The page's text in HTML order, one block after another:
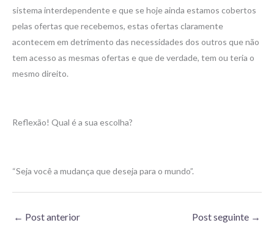
sistema interdependente e que se hoje ainda estamos cobertos
pelas ofertas que recebemos, estas ofertas claramente
acontecem em detrimento das necessidades dos outros que não
tem acesso as mesmas ofertas e que de verdade, tem ou teria o
mesmo direito.
Reflexão! Qual é a sua escolha?
“Seja você a mudança que deseja para o mundo”.
← Post anterior Post seguinte →